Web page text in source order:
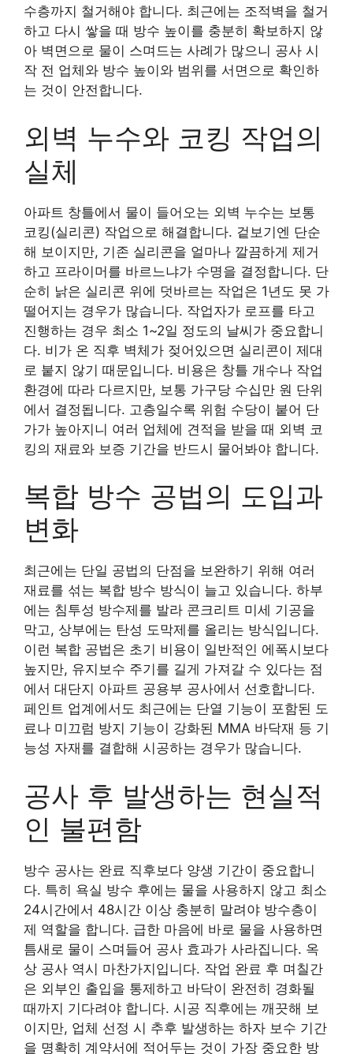
수층까지 철거해야 합니다. 최근에는 조적벽을 철거
하고 다시 쌓을 때 방수 높이를 충분히 확보하지 않
아 벽면으로 물이 스며드는 사례가 많으니 공사 시
작 전 업체와 방수 높이와 범위를 서면으로 확인하
는 것이 안전합니다.
외벽 누수와 코킹 작업의
실체
아파트 창틀에서 물이 들어오는 외벽 누수는 보통
코킹(실리콘) 작업으로 해결합니다. 겉보기엔 단순
해 보이지만, 기존 실리콘을 얼마나 깔끔하게 제거
하고 프라이머를 바르느냐가 수명을 결정합니다. 단
순히 낡은 실리콘 위에 덧바르는 작업은 1년도 못 가
떨어지는 경우가 많습니다. 작업자가 로프를 타고
진행하는 경우 최소 1~2일 정도의 날씨가 중요합니
다. 비가 온 직후 벽체가 젖어있으면 실리콘이 제대
로 붙지 않기 때문입니다. 비용은 창틀 개수나 작업
환경에 따라 다르지만, 보통 가구당 수십만 원 단위
에서 결정됩니다. 고층일수록 위험 수당이 붙어 단
가가 높아지니 여러 업체에 견적을 받을 때 외벽 코
킹의 재료와 보증 기간을 반드시 물어봐야 합니다.
복합 방수 공법의 도입과
변화
최근에는 단일 공법의 단점을 보완하기 위해 여러
재료를 섞는 복합 방수 방식이 늘고 있습니다. 하부
에는 침투성 방수제를 발라 콘크리트 미세 기공을
막고, 상부에는 탄성 도막제를 올리는 방식입니다.
이런 복합 공법은 초기 비용이 일반적인 에폭시보다
높지만, 유지보수 주기를 길게 가져갈 수 있다는 점
에서 대단지 아파트 공용부 공사에서 선호합니다.
페인트 업계에서도 최근에는 단열 기능이 포함된 도
료나 미끄럼 방지 기능이 강화된 MMA 바닥재 등 기
능성 자재를 결합해 시공하는 경우가 많습니다.
공사 후 발생하는 현실적
인 불편함
방수 공사는 완료 직후보다 양생 기간이 중요합니
다. 특히 욕실 방수 후에는 물을 사용하지 않고 최소
24시간에서 48시간 이상 충분히 말려야 방수층이
제 역할을 합니다. 급한 마음에 바로 물을 사용하면
틈새로 물이 스며들어 공사 효과가 사라집니다. 옥
상 공사 역시 마찬가지입니다. 작업 완료 후 며칠간
은 외부인 출입을 통제하고 바닥이 완전히 경화될
때까지 기다려야 합니다. 시공 직후에는 깨끗해 보
이지만, 업체 선정 시 추후 발생하는 하자 보수 기간
을 명확히 계약서에 적어두는 것이 가장 중요한 방